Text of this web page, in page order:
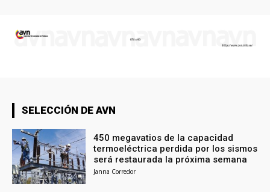
SELECCIÓN DE AVN
450 megavatios de la capacidad
termoeléctrica perdida por los sismos
será restaurada la próxima semana
Janna Corredor